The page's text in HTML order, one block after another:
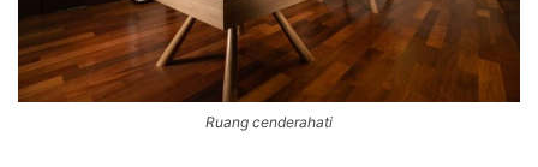
Ruang cenderahati